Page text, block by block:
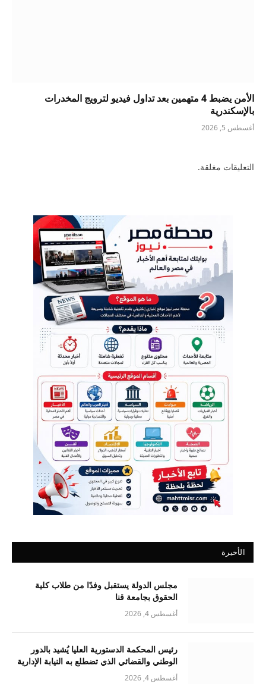
الأمن يضبط 4 متهمين بعد تداول فيديو لترويج المخدرات
بالإسكندرية
أغسطس 5, 2026
التعليقات مغلقة.
الأخيرة
مجلس الدولة يستقبل وفدًا من طلاب كلية
الحقوق بجامعة قنا
أغسطس 4, 2026
رئيس المحكمة الدستورية العليا يُشيد بالدور
الوطني والقضائي الذي تضطلع به النيابة الإدارية
أغسطس 4, 2026